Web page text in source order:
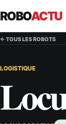
ROBOACTU
← TOUS LES ROBOTS
LOGISTIQUE